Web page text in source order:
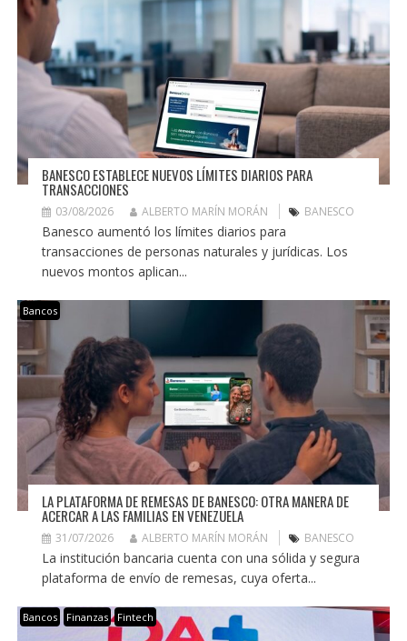
BANESCO ESTABLECE NUEVOS LÍMITES DIARIOS PARA
TRANSACCIONES
03/08/2026 ALBERTO MARÍN MORÁN BANESCO
Banesco aumentó los límites diarios para
transacciones de personas naturales y jurídicas. Los
nuevos montos aplican...
Bancos
LA PLATAFORMA DE REMESAS DE BANESCO: OTRA MANERA DE
ACERCAR A LAS FAMILIAS EN VENEZUELA
31/07/2026 ALBERTO MARÍN MORÁN BANESCO
La institución bancaria cuenta con una sólida y segura
plataforma de envío de remesas, cuya oferta...
Bancos Finanzas Fintech